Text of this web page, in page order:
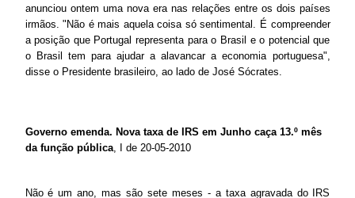
anunciou ontem uma nova era nas relações entre os dois países
irmãos. "Não é mais aquela coisa só sentimental. É compreender
a posição que Portugal representa para o Brasil e o potencial que
o Brasil tem para ajudar a alavancar a economia portuguesa",
disse o Presidente brasileiro, ao lado de José Sócrates.
Governo emenda. Nova taxa de IRS em Junho caça 13.º mês
da função pública, I de 20-05-2010
Não é um ano, mas são sete meses - a taxa agravada do IRS